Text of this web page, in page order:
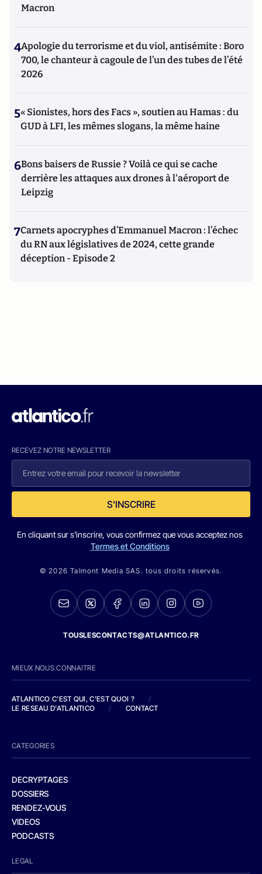
Macron
4Apologie du terrorisme et du viol, antisémite : Boro
700, le chanteur à cagoule de l’un des tubes de l’été
2026
5« Sionistes, hors des Facs », soutien au Hamas : du
GUD à LFI, les mêmes slogans, la même haine
6Bons baisers de Russie ? Voilà ce qui se cache
derrière les attaques aux drones à l'aéroport de
Leipzig
7Carnets apocryphes d’Emmanuel Macron : l’échec
du RN aux législatives de 2024, cette grande
déception - Episode 2
RECEVEZ NOTRE NEWSLETTER
S'INSCRIRE
En cliquant sur s'inscrire, vous confirmez que vous acceptez nos
Termes et Conditions
© 2026 Talmont Media SAS. tous droits réservés.
TOUSLESCONTACTS@ATLANTICO.FR
MIEUX NOUS CONNAITRE
ATLANTICO C'EST QUI, C'EST QUOI ?
/
LE RESEAU D'ATLANTICO
/ CONTACT
CATEGORIES
DECRYPTAGES
DOSSIERS
RENDEZ-VOUS
VIDEOS
PODCASTS
LEGAL